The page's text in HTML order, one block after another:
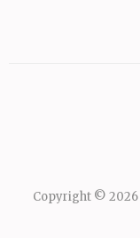
Copyright © 2026